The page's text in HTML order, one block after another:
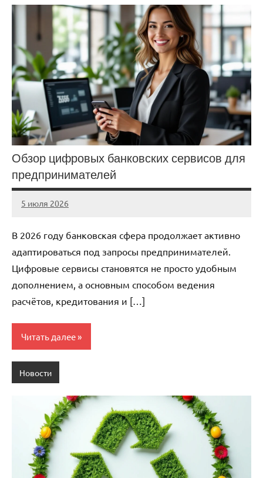
Обзор цифровых банковских сервисов для
предпринимателей
5 июля 2026
stroicentr_m
Нет
В 2026 году банковская сфера продолжает активно
адаптироваться под запросы предпринимателей.
Цифровые сервисы становятся не просто удобным
дополнением, а основным способом ведения
расчётов, кредитования и […]
Читать далее
Новости